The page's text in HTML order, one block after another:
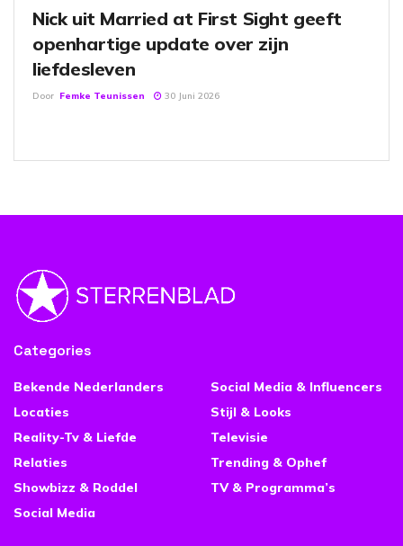
Nick uit Married at First Sight geeft
openhartige update over zijn
liefdesleven
Door Femke Teunissen 30 Juni 2026
Categories
Bekende Nederlanders
Locaties
Reality-Tv & Liefde
Relaties
Showbizz & Roddel
Social Media
Social Media & Influencers
Stijl & Looks
Televisie
Trending & Ophef
TV & Programma’s